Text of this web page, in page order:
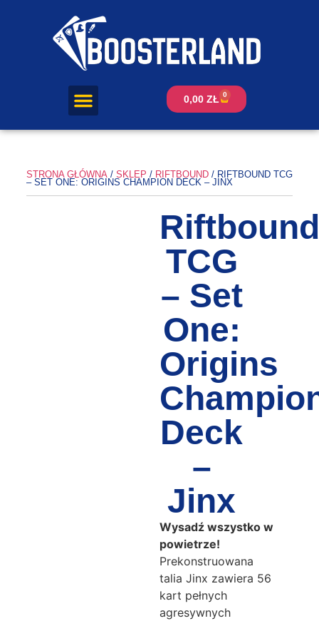
0,00 ZŁ 0
STRONA GŁÓWNA/ SKLEP / RIFTBOUND/ RIFTBOUND TCG
– SET ONE: ORIGINS CHAMPION DECK – JINX
Riftbound
TCG
– Set
One:
Origins
Deck
–
Jinx
Wysadź wszystko w
powietrze!
Prekonstruowana
talia Jinx zawiera 56
kart pełnych
agresywnych